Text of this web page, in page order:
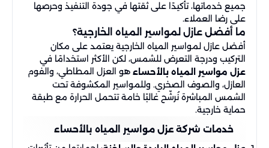
جميع خدماتها، تأكيدًا على ثقتها في جودة التنفيذ وحرصها
على رضا العملاء.
ما أفضل عازل لمواسير المياه الخارجية؟
أفضل عازل لمواسير المياه الخارجية يعتمد على مكان
التركيب ودرجة التعرض للشمس، لكن الأكثر استخدامًا في
عزل مواسير المياه بالأحساء هو العزل المطاطي، والفوم
العازل، والصوف الصخري. وللمواسير المكشوفة تحت
الشمس المباشرة نُرشّح غالبًا خامة تتحمل الحرارة مع طبقة
حماية خارجية.
خدمات شركة عزل مواسير المياه بالأحساء